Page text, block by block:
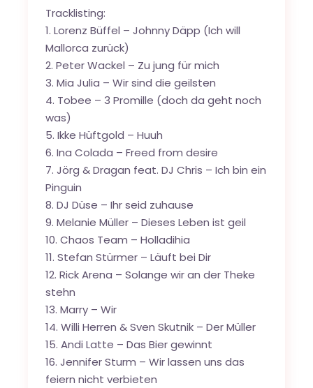
Tracklisting:
1. Lorenz Büffel – Johnny Däpp (Ich will
Mallorca zurück)
2. Peter Wackel – Zu jung für mich
3. Mia Julia – Wir sind die geilsten
4. Tobee – 3 Promille (doch da geht noch
was)
5. Ikke Hüftgold – Huuh
6. Ina Colada – Freed from desire
7. Jörg & Dragan feat. DJ Chris – Ich bin ein
Pinguin
8. DJ Düse – Ihr seid zuhause
9. Melanie Müller – Dieses Leben ist geil
10. Chaos Team – Holladihia
11. Stefan Stürmer – Läuft bei Dir
12. Rick Arena – Solange wir an der Theke
stehn
13. Marry – Wir
14. Willi Herren & Sven Skutnik – Der Müller
15. Andi Latte – Das Bier gewinnt
16. Jennifer Sturm – Wir lassen uns das
feiern nicht verbieten